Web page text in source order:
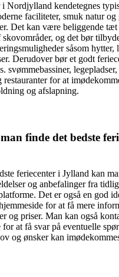
Nordjylland kendetegnes
faciliteter, smuk natur og
Det kan være beliggende tæt
og det bør
såsom hytter,
Derudover bør et godt
svømmebassiner, legepladser,
restauranter for at
og afslapning.
finde det bedste
feriecenter i Jylland kan
og anbefalinger fra
Det er også en god
for at få mere
og priser. Man kan også
at få svar på eventuelle
og ønsker kan